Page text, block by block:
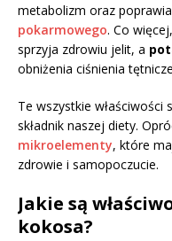
metabolizm oraz
pokarmowego. Co więcej,
sprzyja zdrowiu jelit, a
obniżenia ciśnienia
Te wszystkie właściwości
składnik naszej diety.
mikroelementy, które
zdrowie i samopoczucie.
Jakie są
kokosa?